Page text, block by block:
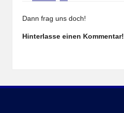
Dann frag uns doch!
Hinterlasse einen Kommentar!